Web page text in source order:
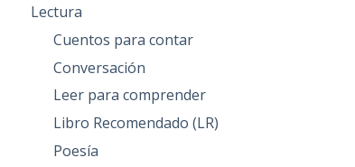
Lectura
Cuentos para contar
Conversación
Leer para comprender
Libro Recomendado (LR)
Poesía